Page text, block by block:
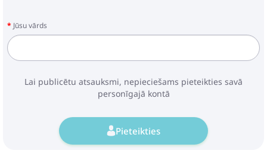
Jūsu vārds
Lai publicētu atsauksmi, nepieciešams pieteikties savā
personīgajā kontā
Pieteikties